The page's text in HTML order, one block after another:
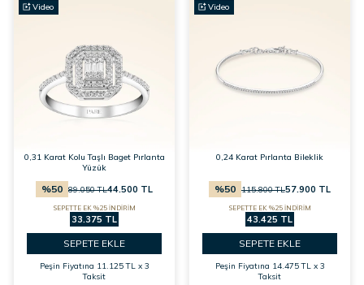
Video
0,31 Karat Kolu Taşlı Baget Pırlanta
Yüzük
%50 89.050TL44.500 TL
SEPETTE EK %25 İNDİRİM
33.375 TL
SEPETE EKLE
Peşin Fiyatına 11.125 TL x 3
Taksit
Video
0,24 Karat Pırlanta Bileklik
%50 115.800TL57.900 TL
SEPETTE EK %25 İNDİRİM
43.425 TL
SEPETE EKLE
Peşin Fiyatına 14.475 TL x 3
Taksit